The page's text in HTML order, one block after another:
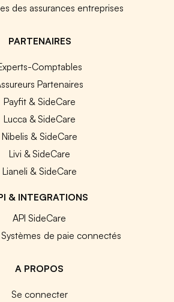
des assurances entreprises
PARTENAIRES
Comptables
Partenaires
Payfit & SideCare
Lucca & SideCare
Nibelis & SideCare
Livi & SideCare
Lianeli & SideCare
& INTEGRATIONS
API SideCare
Systèmes de paie connectés
A PROPOS
Se connecter